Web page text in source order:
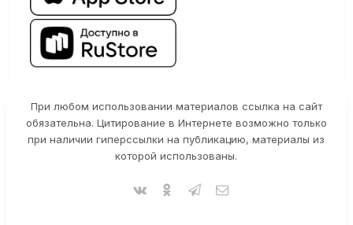
При любом использовании материалов ссылка на сайт
обязательна. Цитирование в Интернете возможно только
при наличии гиперссылки на публикацию, материалы из
которой использованы.